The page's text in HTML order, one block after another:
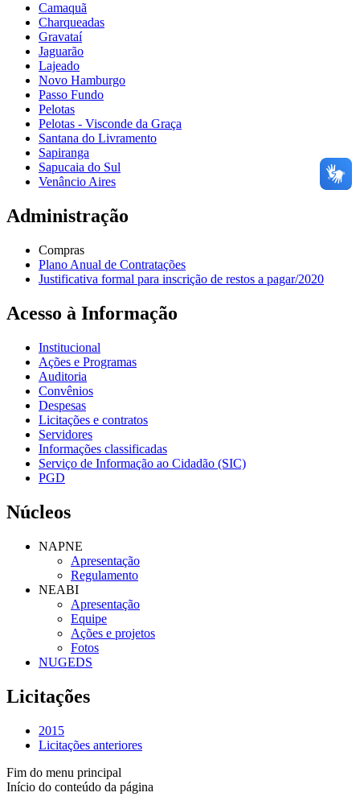
Camaquã
Charqueadas
Gravataí
Jaguarão
Lajeado
Novo Hamburgo
Passo Fundo
Pelotas
Pelotas - Visconde da Graça
Santana do Livramento
Sapiranga
Sapucaia do Sul
Venâncio Aires
Administração
Compras
Plano Anual de Contratações
Justificativa formal para inscrição de restos a pagar/2020
Acesso à Informação
Institucional
Ações e Programas
Auditoria
Convênios
Despesas
Licitações e contratos
Servidores
Informações classificadas
Serviço de Informação ao Cidadão (SIC)
PGD
Núcleos
NAPNE
Apresentação
Regulamento
NEABI
Apresentação
Equipe
Ações e projetos
Fotos
NUGEDS
Licitações
2015
Licitações anteriores
Fim do menu principal
Início do conteúdo da página